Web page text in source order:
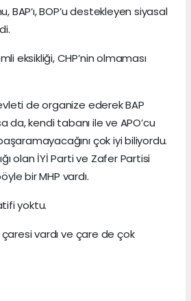
BAP’ı, BOP’u destekleyen siyasal
eksikliği, CHP’nin olmaması
de organize ederek BAP
da, kendi tabanı ile ve APO’cu
başaramayacağını çok iyi biliyordu.
olan İYİ Parti ve Zafer Partisi
bir MHP vardı.
yoktu.
vardı ve çare de çok